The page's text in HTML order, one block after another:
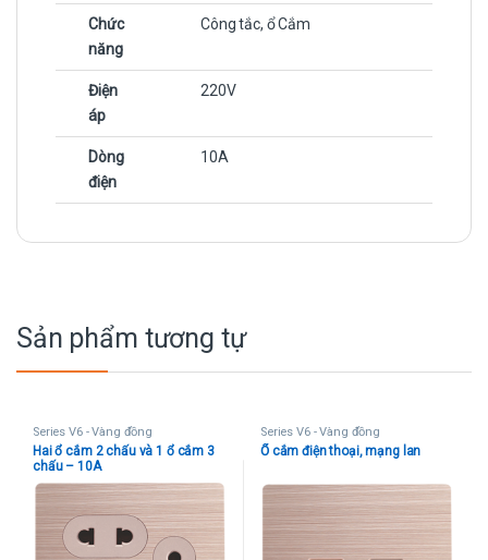
Chức
năng
Công tắc, ổ Cắm
Điện
áp
220V
Dòng
điện
10A
Sản phẩm tương tự
Series V6 - Vàng đồng
Hai ổ cắm 2 chấu và 1 ổ cắm 3
chấu – 10A
Series V6 - Vàng đồng
Ổ cắm điện thoại, mạng lan